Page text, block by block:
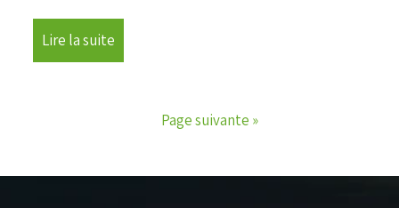
Lire la suite
Page suivante »